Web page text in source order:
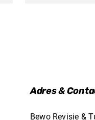
Adres &
Bewo Revisie &